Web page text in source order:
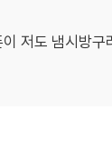
저도 냄시방구